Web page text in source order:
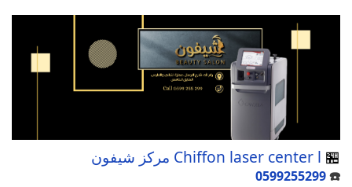
🏪 Chiffon laser center l مركز شيفون
☎️
0599255299